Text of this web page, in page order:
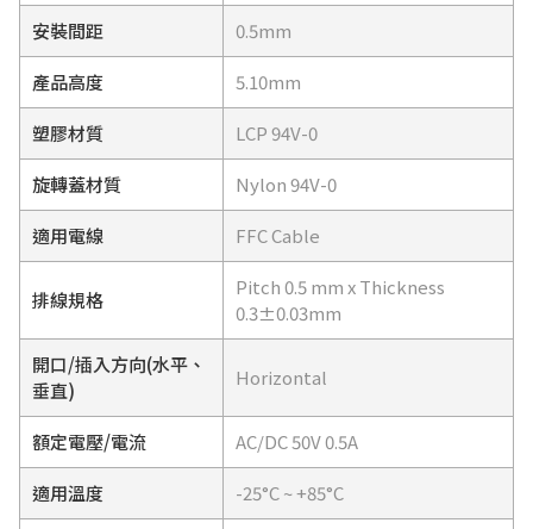
安裝間距 0.5mm
產品高度 5.10mm
塑膠材質 LCP 94V-0
旋轉蓋材質 Nylon 94V-0
適用電線 FFC Cable
排線規格
Pitch 0.5 mm x Thickness
0.3±0.03mm
開口/插入方向(水平、
垂直)
Horizontal
額定電壓/電流 AC/DC 50V 0.5A
適用溫度 -25°C ~ +85°C